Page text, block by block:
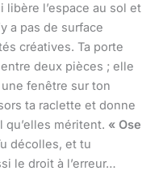
l’espace au sol et
a pas de surface
créatives. Ta porte
deux pièces ; elle
fenêtre sur ton
ta raclette et donne
méritent. « Ose
décolles, et tu
le droit à l’erreur…